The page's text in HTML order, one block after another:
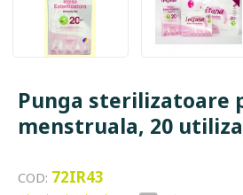
Punga sterilizatoare
menstruala, 20
COD: 72IR43